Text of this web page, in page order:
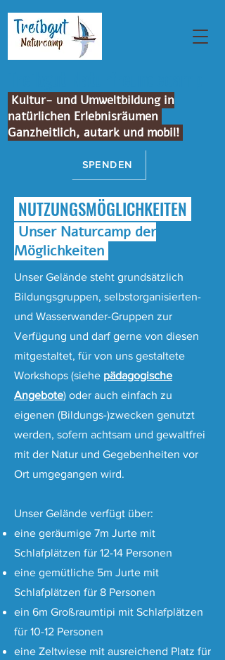
Kultur- und Umweltbildung in
natürlichen Erlebnisräumen
Ganzheitlich, autark und mobil!
SPENDEN
NUTZUNGSMÖGLICHKEITEN
Unser Naturcamp der
Möglichkeiten
Unser Gelände steht grundsätzlich
Bildungsgruppen, selbstorganisierten-
und Wasserwander-Gruppen zur
Verfügung und darf gerne von diesen
mitgestaltet, für von uns gestaltete
Workshops (siehe pädagogische
Angebote) oder auch einfach zu
eigenen (Bildungs-)zwecken genutzt
werden, sofern achtsam und gewaltfrei
mit der Natur und Gegebenheiten vor
Ort umgegangen wird.
Unser Gelände verfügt über:
eine geräumige 7m Jurte mit
Schlafplätzen für 12-14 Personen
eine gemütliche 5m Jurte mit
Schlafplätzen für 8 Personen
ein 6m Großraumtipi mit Schlafplätzen
für 10-12 Personen
eine Zeltwiese mit ausreichend Platz für